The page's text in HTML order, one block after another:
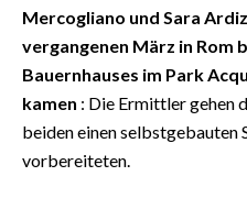
Mercogliano und Sara
vergangenen März in Rom
Bauernhauses im Park
kamen : Die Ermittler gehen
beiden einen selbstgebauten
vorbereiteten.